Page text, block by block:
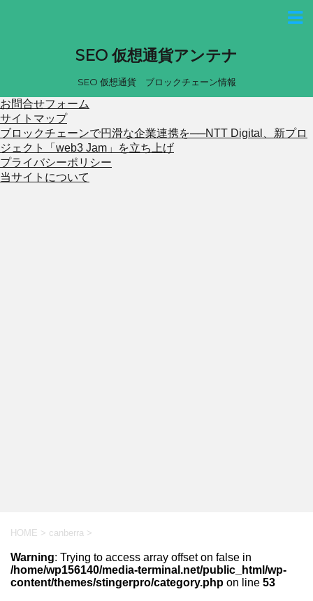
SEO 仮想通貨アンテナ
SEO 仮想通貨 ブロックチェーン情報
お問合せフォーム
サイトマップ
ブロックチェーンで円滑な企業連携を──NTT Digital、新プロ
ジェクト「web3 Jam」を立ち上げ
プライバシーポリシー
当サイトについて
HOME > canberra >
Warning: Trying to access array offset on false in
/home/wp156140/media-terminal.net/public_html/wp-
content/themes/stingerpro/category.php on line 53